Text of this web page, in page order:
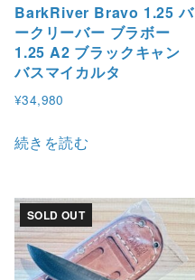
BarkRiver Bravo 1.25 バ
ークリーバー ブラボー
1.25 A2 ブラックキャン
バスマイカルタ
¥34,980
続きを読む
SOLD OUT